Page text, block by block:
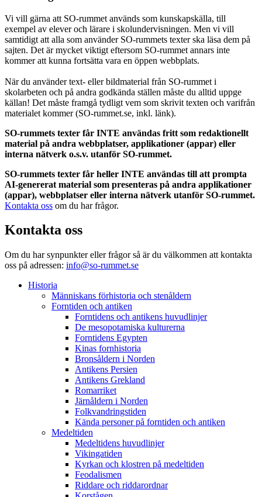
Vi vill gärna att SO-rummet används som kunskapskälla, till
exempel av elever och lärare i skolundervisningen. Men vi vill
samtidigt att alla som använder SO-rummets texter ska läsa dem på
sajten. Det är mycket viktigt eftersom SO-rummet annars inte
kommer att kunna fortsätta vara en öppen webbplats.
När du använder text- eller bildmaterial från SO-rummet i
skolarbeten och på andra godkända ställen måste du alltid uppge
källan! Det måste framgå tydligt vem som skrivit texten och varifrån
materialet kommer (SO-rummet.se, inkl. länk).
SO-rummets texter får INTE användas fritt som redaktionellt
material på andra webbplatser, applikationer (appar) eller
interna nätverk o.s.v. utanför SO-rummet.
SO-rummets texter får heller INTE användas till att prompta
AI-genererat material som presenteras på andra applikationer
(appar), webbplatser eller interna nätverk utanför SO-rummet.
Kontakta oss om du har frågor.
Kontakta oss
Om du har synpunkter eller frågor så är du välkommen att kontakta
oss på adressen: info@so-rummet.se
Historia
Människans förhistoria och stenåldern
Forntiden och antiken
Forntidens och antikens huvudlinjer
De mesopotamiska kulturerna
Forntidens Egypten
Kinas fornhistoria
Bronsåldern i Norden
Antikens Persien
Antikens Grekland
Romarriket
Järnåldern i Norden
Folkvandringstiden
Kända personer på forntiden och antiken
Medeltiden
Medeltidens huvudlinjer
Vikingatiden
Kyrkan och klostren på medeltiden
Feodalismen
Riddare och riddarordnar